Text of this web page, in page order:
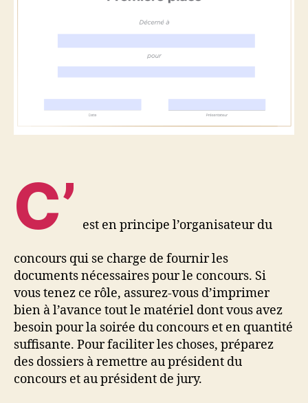
C’ est en principe l’organisateur du
concours qui se charge de fournir les
documents nécessaires pour le concours. Si
vous tenez ce rôle, assurez-vous d’imprimer
bien à l’avance tout le matériel dont vous avez
besoin pour la soirée du concours et en quantité
suffisante. Pour faciliter les choses, préparez
des dossiers à remettre au président du
concours et au président de jury.